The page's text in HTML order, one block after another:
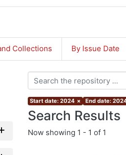
Collections By Issue Date
Start date: 2024 × End date:
Search Results
Now showing 1 - 1 of 1